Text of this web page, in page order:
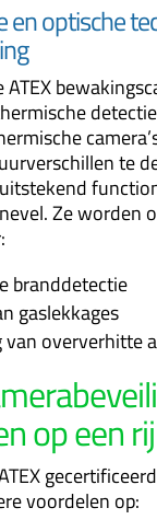
en optische
te
Ze worden
branddetectie
gaslekkages
oververhitte
op een rij
voordelen op: